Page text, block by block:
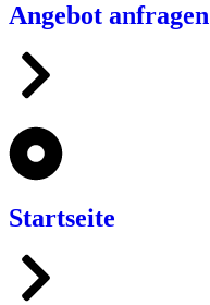
Angebot anfragen
Startseite